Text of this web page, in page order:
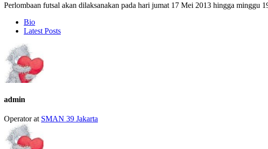
Perlombaan futsal akan dilaksanakan pada hari jumat 17 Mei 2013 hingga minggu
following
tabs
change
content
below.
Bio
Latest Posts
admin
Operatorat SMAN 39 Jakarta